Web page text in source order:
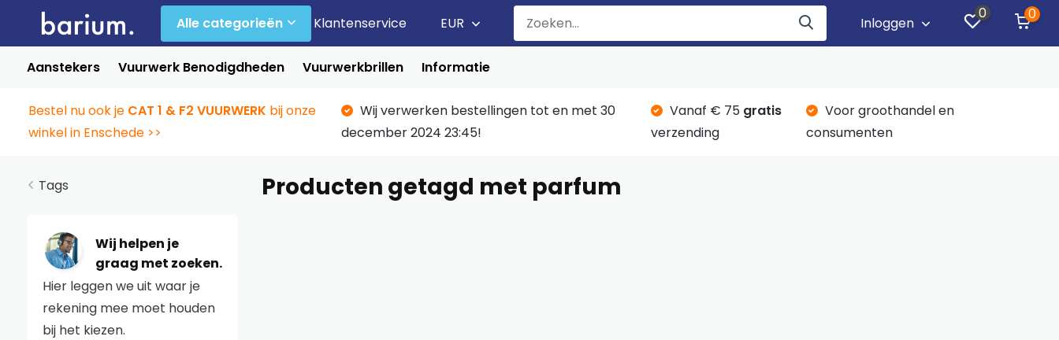
Alle categorieën Klantenservice EUR Inloggen
0 0
Aanstekers Vuurwerk Benodigdheden Vuurwerkbrillen Informatie
Bestel nu ook je CAT 1 & F2 VUURWERK bij onze
winkel in Enschede >>
Wij verwerken bestellingen tot en met 30
december 2024 23:45!
Vanaf € 75 gratis
verzending
Voor groothandel en
consumenten
Tags
Wij helpen je
graag met zoeken.
Hier leggen we uit waar je
rekening mee moet houden
bij het kiezen.
Producten getagd met parfum